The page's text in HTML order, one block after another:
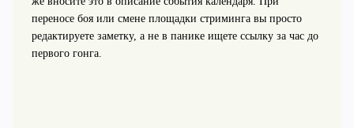
переносе боя или смене площадки стриминга вы просто
редактируете заметку, а не в панике ищете ссылку за час до
первого гонга.